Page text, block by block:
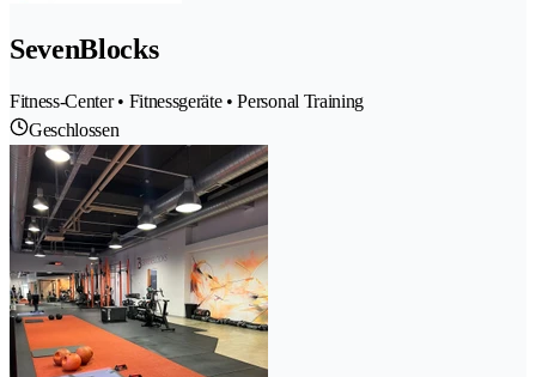
SevenBlocks
Fitness-Center • Fitnessgeräte • Personal Training
Geschlossen